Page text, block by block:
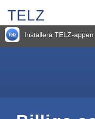
TELZ
Installera TELZ-appen